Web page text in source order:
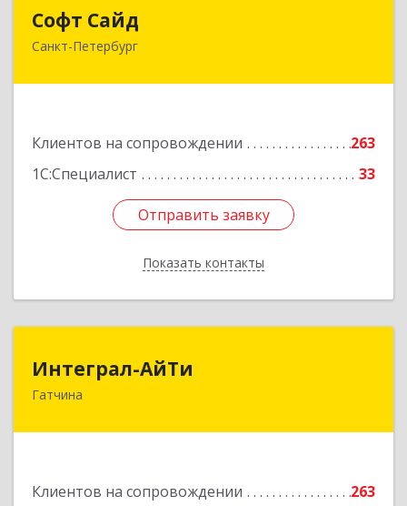
Софт Сайд
Санкт-Петербург
Клиентов на сопровождении
263
1С:Специалист
33
Отправить заявку
Показать контакты
190020, Санкт-Петербург г, Рижский пр, дом №
Отправить заявку
Назад
Интеграл-АйТи
Гатчина
Клиентов на сопровождении
263
188300, Ленинградская обл, Гатчинский р-н,
Подробнее